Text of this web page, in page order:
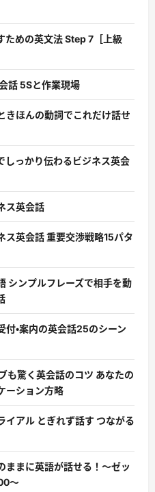
ための英文法 Step 7［上級
話 5Sと作業現場
きほんの動詞でこれだけ話せ
しっかり伝わるビジネス英会
ス英会話
ス英会話 重要交渉戦略15パタ
シンプルフレーズで相手を動
付・案内の英会話25のシーン
も驚く英会話のコツ あなたの
ーション方略
イアル とぎれず話す つながる
ままに英語が話せる！〜ゼッ
〜